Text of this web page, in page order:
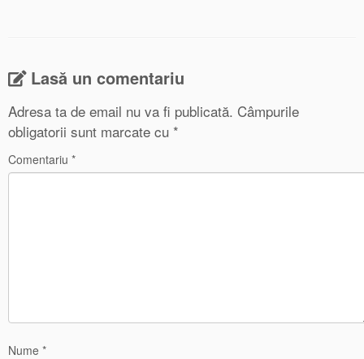
Lasă un comentariu
Adresa ta de email nu va fi publicată. Câmpurile
obligatorii sunt marcate cu *
Comentariu *
Nume *